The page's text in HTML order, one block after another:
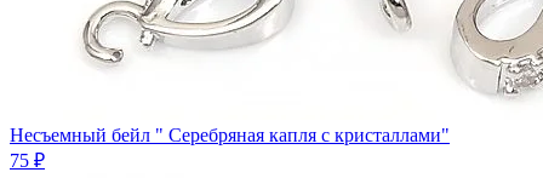
Несъемный бейл " Серебряная капля с кристаллами"
75 ₽